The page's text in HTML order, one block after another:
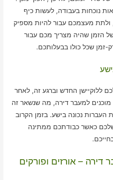
נוכחות בעבודה, לעשות כיף
מעצמכם עבור להיות מספיק
הזמן שהיה מצריך מכם עבור
זמן שכל כולו בבעלותכם.
ללוקיישן החדש וברגע זה, לאחר
למעבר דירה, מה שנשאר זה
נכונה בישע. בזמן הקרוב
כאשר כבודתכם ממתינה
דירה – אורזים ופורקים